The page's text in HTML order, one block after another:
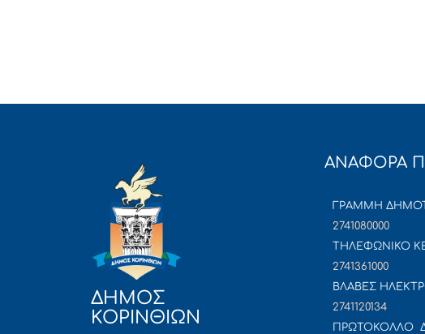
ΔΗΜΟΣ
ΚΟΡΙΝΘΙΩΝ
ΑΝΑΦΟΡΑ
ΓΡΑΜΜΗ
2741080000
ΤΗΛΕΦΩΝΙΚΟ
2741361000
ΒΛΑΒΕΣ
2741120134
ΠΡΩΤΟΚΟΛΛΟ